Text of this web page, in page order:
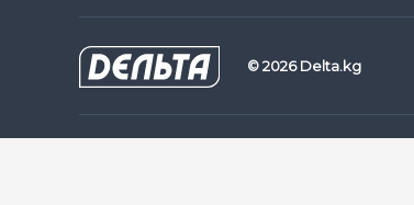
© 2026 Delta.kg